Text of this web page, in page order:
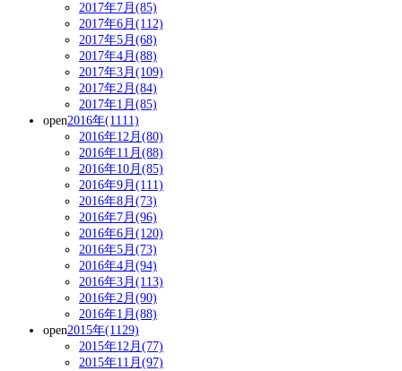
2017年7月(85)
2017年6月(112)
2017年5月(68)
2017年4月(88)
2017年3月(109)
2017年2月(84)
2017年1月(85)
open2016年(1111)
2016年12月(80)
2016年11月(88)
2016年10月(85)
2016年9月(111)
2016年8月(73)
2016年7月(96)
2016年6月(120)
2016年5月(73)
2016年4月(94)
2016年3月(113)
2016年2月(90)
2016年1月(88)
open2015年(1129)
2015年12月(77)
2015年11月(97)